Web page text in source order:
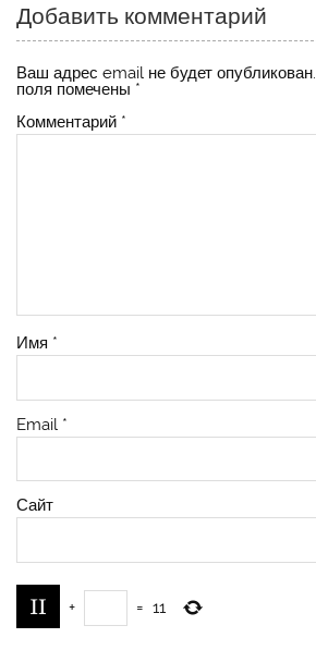
Добавить комментарий
Ваш адрес email не будет опубликован.
поля помечены *
Комментарий *
Имя *
Email *
Сайт
+ = 11